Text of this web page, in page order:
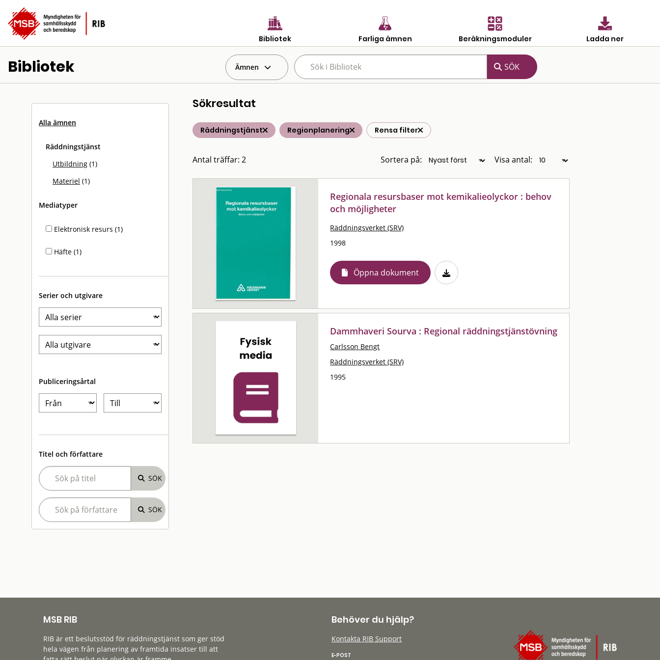
Bibliotek Farliga ämnen Beräkningsmoduler Ladda ner
Bibliotek Ämnen
Alla ämnen
Räddningstjänst
Utbildning (1)
Materiel (1)
Mediatyper
Elektronisk resurs (1)
Häfte (1)
Serier och utgivare
Publiceringsårtal
Titel och författare
Sökresultat
Räddningstjänst Regionplanering Rensa filter
Antal träffar: 2 Sortera på: Visa antal:
Regionala resursbaser mot kemikalieolyckor : behov
och möjligheter
Räddningsverket (SRV)
1998
Öppna dokument
Dammhaveri Sourva : Regional räddningstjänstövning
Carlsson Bengt
Räddningsverket (SRV)
1995
MSB RIB
RIB är ett beslutsstöd för räddningstjänst som ger stöd
hela vägen från planering av framtida insatser till att
Behöver du hjälp?
Kontakta RIB Support
E-POST